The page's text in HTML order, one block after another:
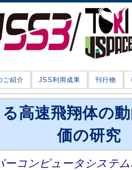
ご紹介 JSS利用成果 刊行物
高速飛翔体の
価の研究
ーコンピュータシステ